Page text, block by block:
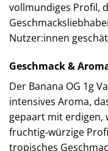
vollmundiges Profil,
Nutzer:innen
Geschmack &
Der Banana OG 1g
intensives Aroma,
gepaart mit erdigen,
fruchtig‑würzige
tropisches